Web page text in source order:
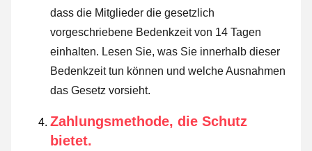
dass die Mitglieder die gesetzlich
vorgeschriebene Bedenkzeit von 14 Tagen
einhalten. Lesen Sie, was Sie innerhalb dieser
Bedenkzeit tun können und welche Ausnahmen
das Gesetz vorsieht.
Zahlungsmethode, die Schutz
bietet.